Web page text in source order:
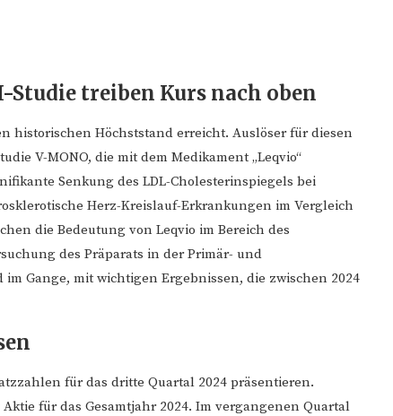
Studie treiben Kurs nach oben
historischen Höchststand erreicht. Auslöser für diesen
V-MONO, die mit dem Medikament „Leqvio“
Senkung des LDL-Cholesterinspiegels bei
Herz-Kreislauf-Erkrankungen im Vergleich
die Bedeutung von Leqvio im Bereich des
des Präparats in der Primär- und
Gange, mit wichtigen Ergebnissen, die zwischen 2024
für das dritte Quartal 2024 präsentieren.
für das Gesamtjahr 2024. Im vergangenen Quartal